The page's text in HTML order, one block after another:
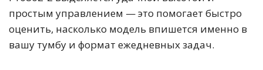
простым управлением — это помогает быстро
оценить, насколько модель впишется именно в
вашу тумбу и формат ежедневных задач.